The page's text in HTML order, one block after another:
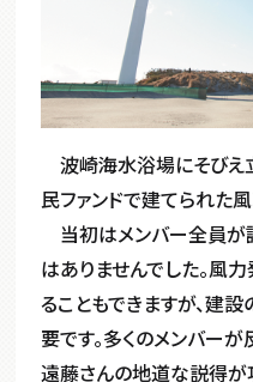
波崎海水浴場にそび
民ファンドで建てられた
当初はメンバー全員が
はありませんでした。風
ることもできますが、建
要です。多くのメンバー
遠藤さんの地道な説得